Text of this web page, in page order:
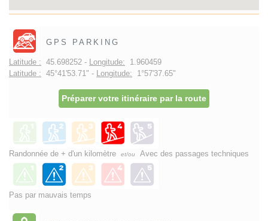
GPS PARKING
Latitude : 45.698252 - Longitude: 1.960459
Latitude : 45°41'53.71" - Longitude: 1°57'37.65"
Préparer votre itinéraire par la route
Randonnée de + d'un kilomètre et/ou Avec des passages techniques
Pas par mauvais temps